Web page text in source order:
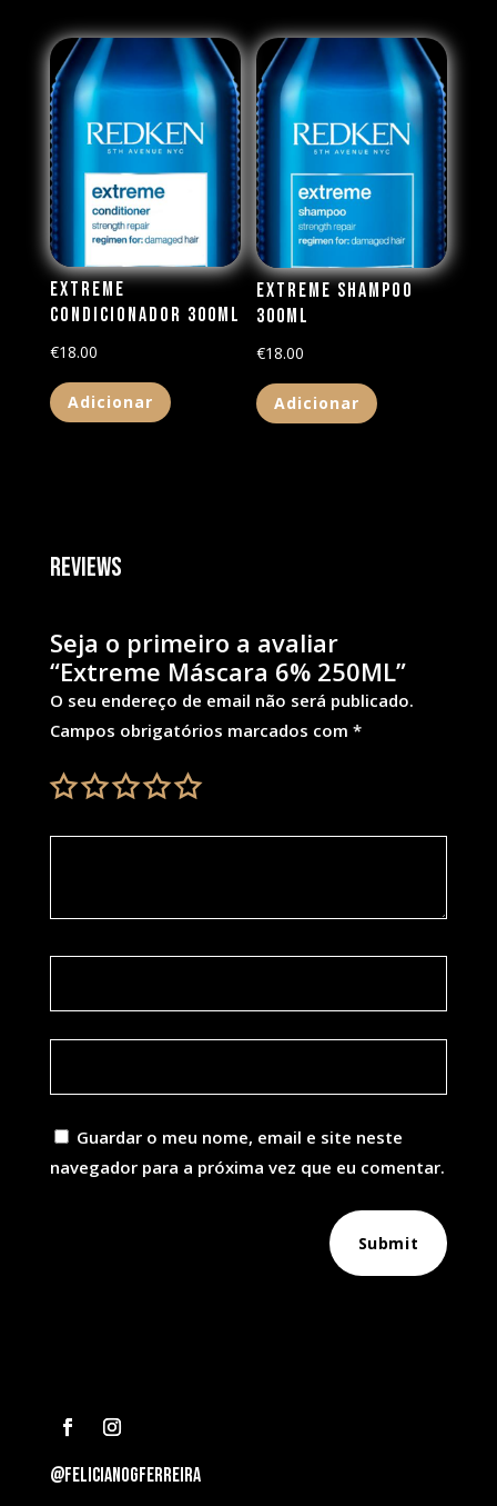
Extreme
Condicionador 300ml
€18.00
Adicionar
Extreme Shampoo
300ML
€18.00
Adicionar
Reviews
Seja o primeiro a avaliar
“Extreme Máscara 6% 250ML”
O seu endereço de email não será publicado.
Campos obrigatórios marcados com *
Guardar o meu nome, email e site neste
navegador para a próxima vez que eu comentar.
Submit
@felicianogferreira